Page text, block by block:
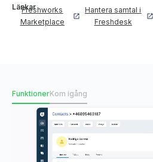
Länkar
Freshworks
Marketplace
Hantera samtal i
Freshdesk
FunktionerKom igång